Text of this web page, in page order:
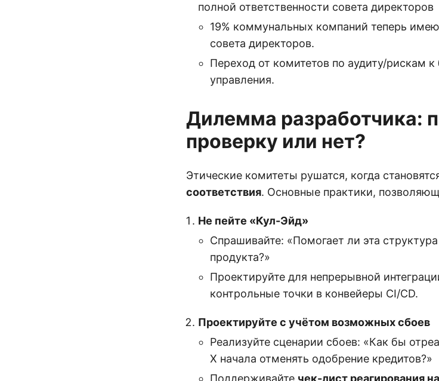
полной ответственности совета директоров
19% коммунальных компаний теперь
совета директоров.
Переход от комитетов по аудиту/рискам
управления.
Дилемма разработчика:
проверку или нет?
Этические комитеты рушатся, когда
соответствия. Основные практики,
Не пейте «Кул-Эйд»
Спрашивайте: «Помогает ли эта
продукта?»
Проектируйте для непрерывной
контрольные точки в конвейеры CI/CD.
Проектируйте с учётом возможных сбоев
Реализуйте сценарии сбоев: «Как бы
X начала отменять одобрение кредитов?»